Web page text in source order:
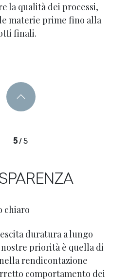
la qualità dei processi,
materie prime fino alla
finali.
5/ 5
chiaro
duratura a lungo
priorità è quella di
rendicontazione
comportamento dei